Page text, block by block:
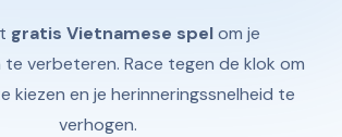
gratis Vietnamese spelom je
verbeteren. Race tegen de klok om
kiezen en je herinneringssnelheid te
verhogen.